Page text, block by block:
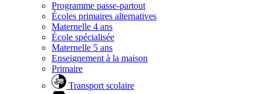
Programme passe-partout
Écoles primaires alternatives
Maternelle 4 ans
École spécialisée
Maternelle 5 ans
Enseignement à la maison
Primaire
Transport scolaire